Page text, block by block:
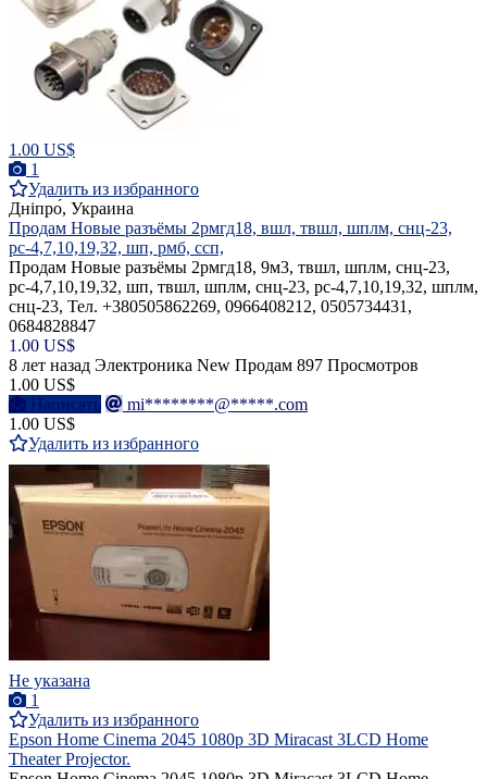
1.00 US$
1
Удалить из избранного
Дніпро́, Украина
Продам Новые разъёмы 2рмгд18, вшл, твшл, шплм, снц-23,
рс-4,7,10,19,32, шп, рмб, ссп,
Продам Новые разъёмы 2рмгд18, 9м3, твшл, шплм, снц-23,
рс-4,7,10,19,32, шп, твшл, шплм, снц-23, рс-4,7,10,19,32, шплм,
снц-23, Тел. +380505862269, 0966408212, 0505734431,
0684828847
1.00 US$
8 лет назад Электроника New Продам 897 Просмотров
1.00 US$
Написать
mi********@*****.com
1.00 US$
Удалить из избранного
Не указана
1
Удалить из избранного
Epson Home Cinema 2045 1080p 3D Miracast 3LCD Home
Theater Projector.